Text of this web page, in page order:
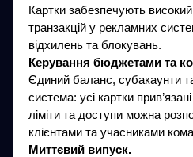
Картки забезпечують
транзакцій у рекламних
відхилень та блокувань.
Керування бюджетами та
Єдиний баланс, субакаунти
система: усі картки
ліміти та доступи можна
клієнтами та учасниками
Миттєвий випуск.